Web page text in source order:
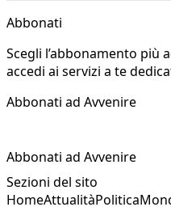
Abbonati
Scegli l’abbonamento più
accedi ai servizi a te
Abbonati ad Avvenire
Abbonati ad Avvenire
Sezioni del sito
HomeAttualitàPolitica